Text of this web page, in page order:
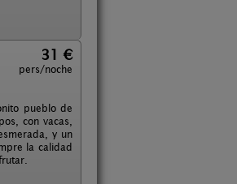
31 €
pers/noche
pueblo de
con vacas,
y un
la calidad